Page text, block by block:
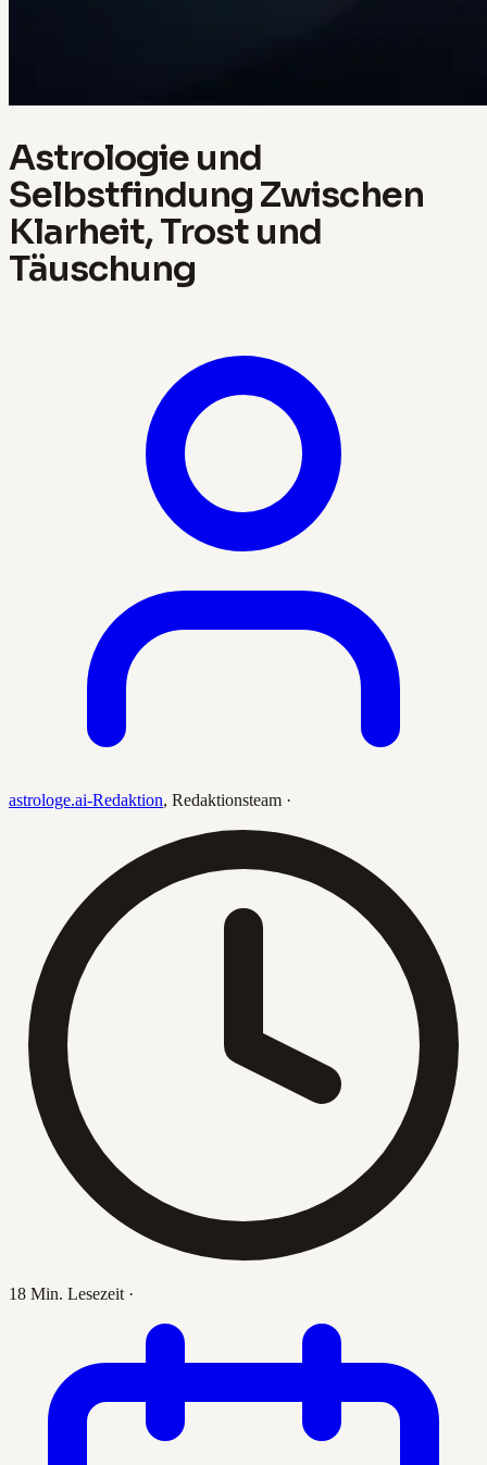
Astrologie und
Selbstfindung Zwischen
Klarheit, Trost und
Täuschung
astrologe.ai-Redaktion, Redaktionsteam ·
18 Min. Lesezeit ·